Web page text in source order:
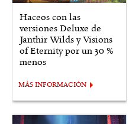
Haceos con las
versiones Deluxe de
Janthir Wilds y Visions
of Eternity por un 30 %
menos
MÁS INFORMACIÓN